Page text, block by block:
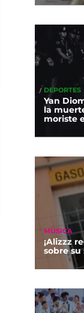
DEPORTES
Yan
la
moriste
MÚSICA
¡Alizzz
sobre su